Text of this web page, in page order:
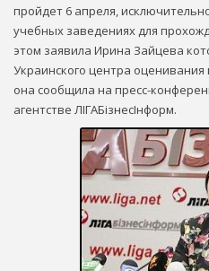
пройдет 6 апреля,
учебных заведениях для
этом заявила Ирина Зайцева
Украинского центра
она сообщила на пресс-
агентстве ЛІГАБізнесІнформ.